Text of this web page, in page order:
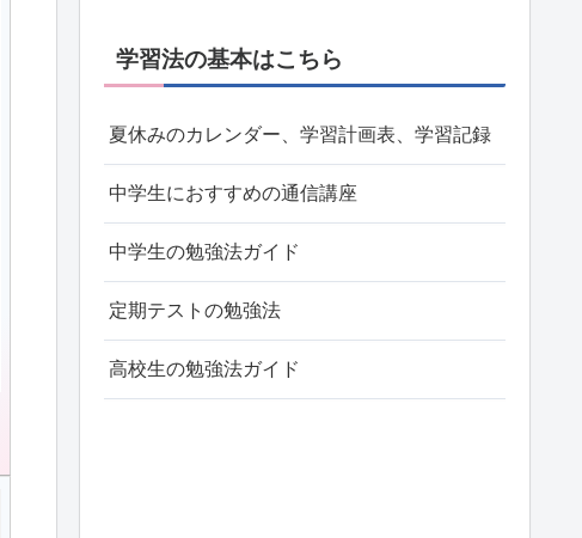
学習法の基本はこちら
夏休みのカレンダー、学習計画表、学習記録
中学生におすすめの通信講座
中学生の勉強法ガイド
定期テストの勉強法
高校生の勉強法ガイド